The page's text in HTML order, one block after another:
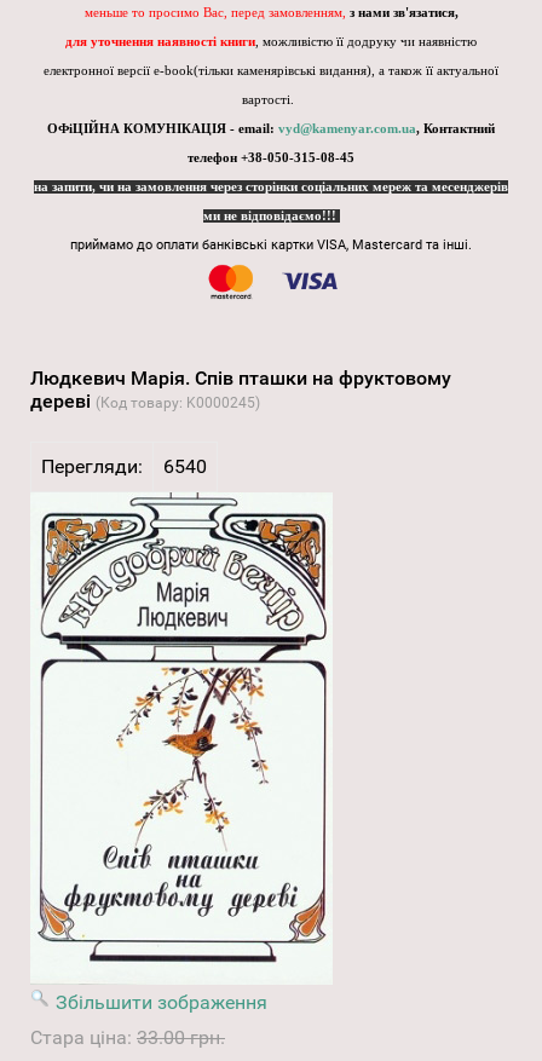
меньше то просимо Вас, перед замовленням, з нами зв'язатися,
для уточнення наявності книги , можливістю її додруку чи наявністю
електронної версії e-book(тільки каменярівські видання), а також її актуальної
вартості.
ОФіЦІЙНА КОМУНІКАЦІЯ - email: vyd@kamenyar.com.ua, Контактний
телефон +38-050-315-08-45
на запити, чи на замовлення через сторінки соціальних мереж та месенджерів
ми не відповідаємо!!!
приймамо до оплати банківські картки VISA, Mastercard та інші.
Людкевич Марія. Спів пташки на фруктовому
дереві (Код товару: K0000245)
Перегляди: 6540
Збільшити зображення
Стара ціна: 33.00 грн.